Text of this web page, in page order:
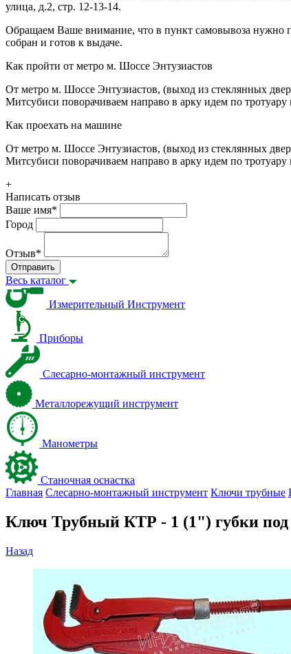
улица, д.2, стр. 12-13-14.
Обращаем Ваше внимание, что в пункт самовывоза нужно
собран и готов к выдаче.
Как пройти от метро м. Шоссе Энтузиастов
От метро м. Шоссе Энтузиастов, (выход из стеклянных
Митсубиси поворачиваем направо в арку идем по
Как проехать на машине
От метро м. Шоссе Энтузиастов, (выход из стеклянных
Митсубиси поворачиваем направо в арку идем по
+
Написать отзыв
Ваше имя*
Город
Отзыв*
Отправить
Весь каталог
Измерительный Инструмент
Приборы
Слесарно-монтажный инструмент
Металлорежущий инструмент
Манометры
Станочная оснастка
Главная Слесарно-монтажный инструмент Ключи трубные
Ключ Трубный КТР - 1 (1") губки под
Назад